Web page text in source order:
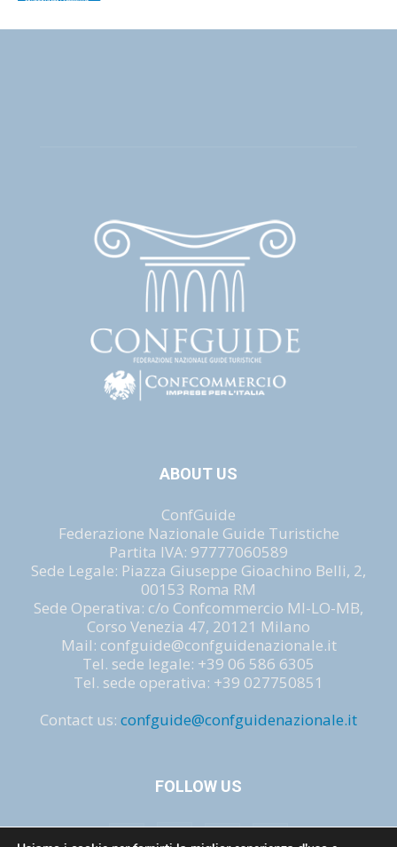
ABOUT US
ConfGuide
Federazione Nazionale Guide Turistiche
Partita IVA: 97777060589
Sede Legale: Piazza Giuseppe Gioachino Belli, 2,
00153 Roma RM
Sede Operativa: c/o Confcommercio MI-LO-MB,
Corso Venezia 47, 20121 Milano
Mail: confguide@confguidenazionale.it
Tel. sede legale: +39 06 586 6305
Tel. sede operativa: +39 027750851
Contact us: confguide@confguidenazionale.it
FOLLOW US